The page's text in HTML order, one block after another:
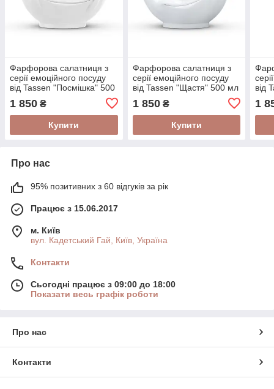
Фарфорова салатниця з
серії емоційного посуду
від Tassen "Посмішка" 500
1 850 ₴
Купити
Фарфорова салатниця з
серії емоційного посуду
від Tassen "Щастя" 500 мл
1 850₴
Купити
від
1
Про нас
95% позитивних з 60 відгуків за рік
Працює з 15.06.2017
м. Київ
вул. Кадетський Гай, Київ, Україна
Контакти
Сьогодні працює з 09:00 до 18:00
Показати весь графік роботи
Про нас
Контакти